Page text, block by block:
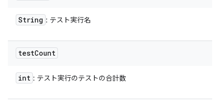
String : テスト実行名
testCount
int : テスト実行のテストの合計数